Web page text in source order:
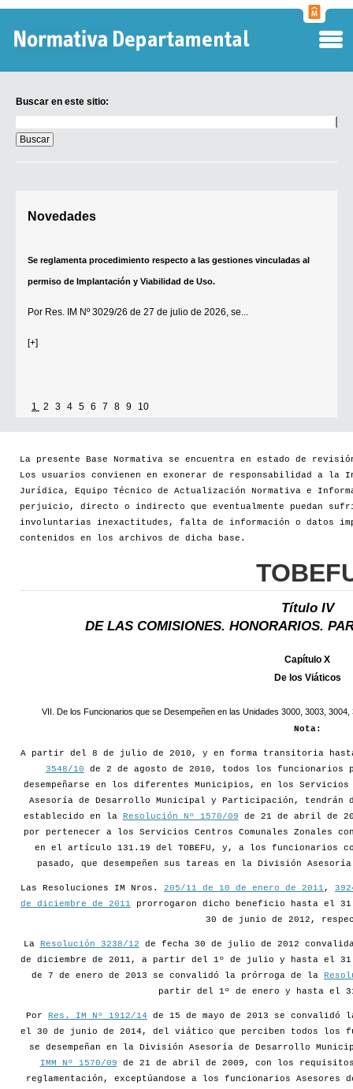
Buscar en este sitio:
en
este
sitio:
Novedades
Se reglamenta procedimiento respecto a las gestiones vinculadas al
permiso de Implantación y Viabilidad de Uso.
Por Res. IM Nº 3029/26 de 27 de julio de 2026, se...
[+]
1 2 3 4 5 6 7 8 9 10
La presente Base Normativa se encuentra en estado de
Los usuarios convienen en exonerar de responsabilidad a la
Jurídica, Equipo Técnico de Actualización Normativa e
perjuicio, directo o indirecto que eventualmente puedan
involuntarias inexactitudes, falta de información o datos
contenidos en los archivos de dicha base.
Título IV
DE LAS COMISIONES. HONORARIOS.
Capítulo X
De los Viáticos
VII. De los Funcionarios que se Desempeñen en las Unidades 3000, 3003,
Nota:
A partir del 8 de julio de 2010, y en forma transitoria
3548/10 de 2 de agosto de 2010, todos los funcionarios
desempeñarse en los diferentes Municipios, en los
Asesoría de Desarrollo Municipal y Participación, tendrán
establecido en la
Resolución Nº 1570/09 de 21 de abril de
por pertenecer a los Servicios Centros Comunales Zonales
en el artículo 131.19 del TOBEFU, y, a los funcionarios
pasado, que desempeñen sus tareas en la División
Las Resoluciones IM Nros. 205/11 de 10 de enero de 2011 ,
de diciembre de 2011 prorrogaron dicho beneficio hasta el
30 de junio de 2012,
La Resolución 3238/12 de fecha 30 de julio de 2012
de diciembre de 2011, a partir del 1º de julio y hasta el 31
de 7 de enero de 2013 se convalidó la prórroga de la
partir del 1º de enero y hasta el
Por Res. IM Nº 1912/14 de 15 de mayo de 2013 se
el 30 de junio de 2014, del viático que perciben todos los
se desempeñan en la División Asesoría de Desarrollo
IMM Nº 1570/09 de 21 de abril de 2009, con los
reglamentación, exceptúandose a los funcionarios